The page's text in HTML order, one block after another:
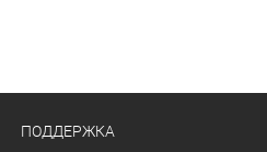
ПОДДЕРЖКА